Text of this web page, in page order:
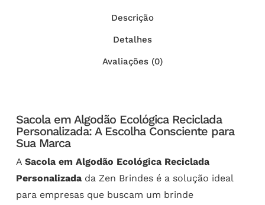
Descrição
Detalhes
Avaliações (0)
Sacola em Algodão Ecológica Reciclada
Personalizada: A Escolha Consciente para
Sua Marca
A Sacola em Algodão Ecológica Reciclada
Personalizadada Zen Brindes é a solução ideal
para empresas que buscam um brinde